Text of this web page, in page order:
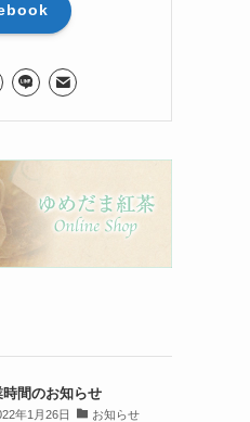
時間のお知らせ
年1月26日 お知らせ